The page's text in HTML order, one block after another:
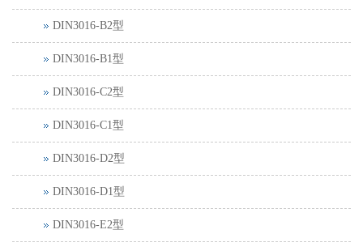
DIN3016-B2型
DIN3016-B1型
DIN3016-C2型
DIN3016-C1型
DIN3016-D2型
DIN3016-D1型
DIN3016-E2型